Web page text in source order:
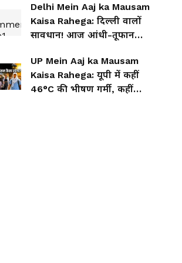
Delhi Mein Aaj ka Mausam
Kaisa Rahega: दिल्ली वालों
सावधान! आज आंधी-तूफान
UP Mein Aaj ka Mausam
Kaisa Rahega: यूपी में कहीं
46°C की भीषण गर्मी, कहीं